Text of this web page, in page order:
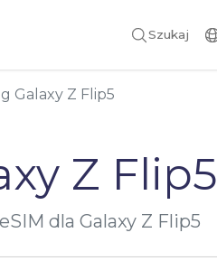
Szukaj
Galaxy Z Flip5
Z
dla Galaxy Z Flip5